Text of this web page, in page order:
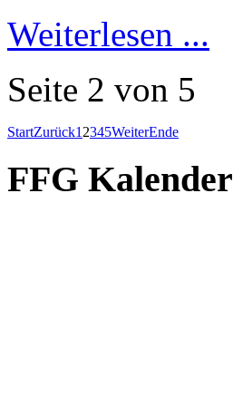
Weiterlesen ...
Seite 2 von 5
StartZurück1 2345WeiterEnde
FFG Kalender